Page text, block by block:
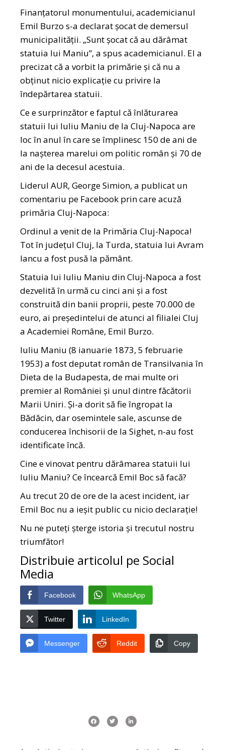
Finanțatorul monumentului, academicianul
Emil Burzo s-a declarat șocat de demersul
municipalității. „Sunt şocat că au dărâmat
statuia lui Maniu”, a spus academicianul. El a
precizat că a vorbit la primărie și că nu a
obținut nicio explicație cu privire la
îndepărtarea statuii.
Ce e surprinzător e faptul că înlăturarea
statuii lui Iuliu Maniu de la Cluj-Napoca are
loc în anul în care se împlinesc 150 de ani de
la nașterea marelui om politic român și 70 de
ani de la decesul acestuia.
Liderul AUR, George Simion, a publicat un
comentariu pe Facebook prin care acuză
primăria Cluj-Napoca:
Ordinul a venit de la Primăria Cluj-Napoca!
Tot în județul Cluj, la Turda, statuia lui Avram
Iancu a fost pusă la pământ.
Statuia lui Iuliu Maniu din Cluj-Napoca a fost
dezvelită în urmă cu cinci ani şi a fost
construită din banii proprii, peste 70.000 de
euro, ai preşedintelui de atunci al filialei Cluj
a Academiei Române, Emil Burzo.
Iuliu Maniu (8 ianuarie 1873, 5 februarie
1953) a fost deputat român de Transilvania în
Dieta de la Budapesta, de mai multe ori
premier al României şi unul dintre făcătorii
Marii Uniri. Şi-a dorit să fie îngropat la
Bădăcin, dar osemintele sale, ascunse de
conducerea închisorii de la Sighet, n-au fost
identificate încă.
Cine e vinovat pentru dărâmarea statuii lui
Iuliu Maniu? Ce încearcă Emil Boc să facă?
Au trecut 20 de ore de la acest incident, iar
Emil Boc nu a ieșit public cu nicio declarație!
Nu ne puteți șterge istoria și trecutul nostru
triumfător!
Distribuie articolul pe Social
Media
Facebook WhatsApp
Twitter LinkedIn
Messenger Reddit Copy